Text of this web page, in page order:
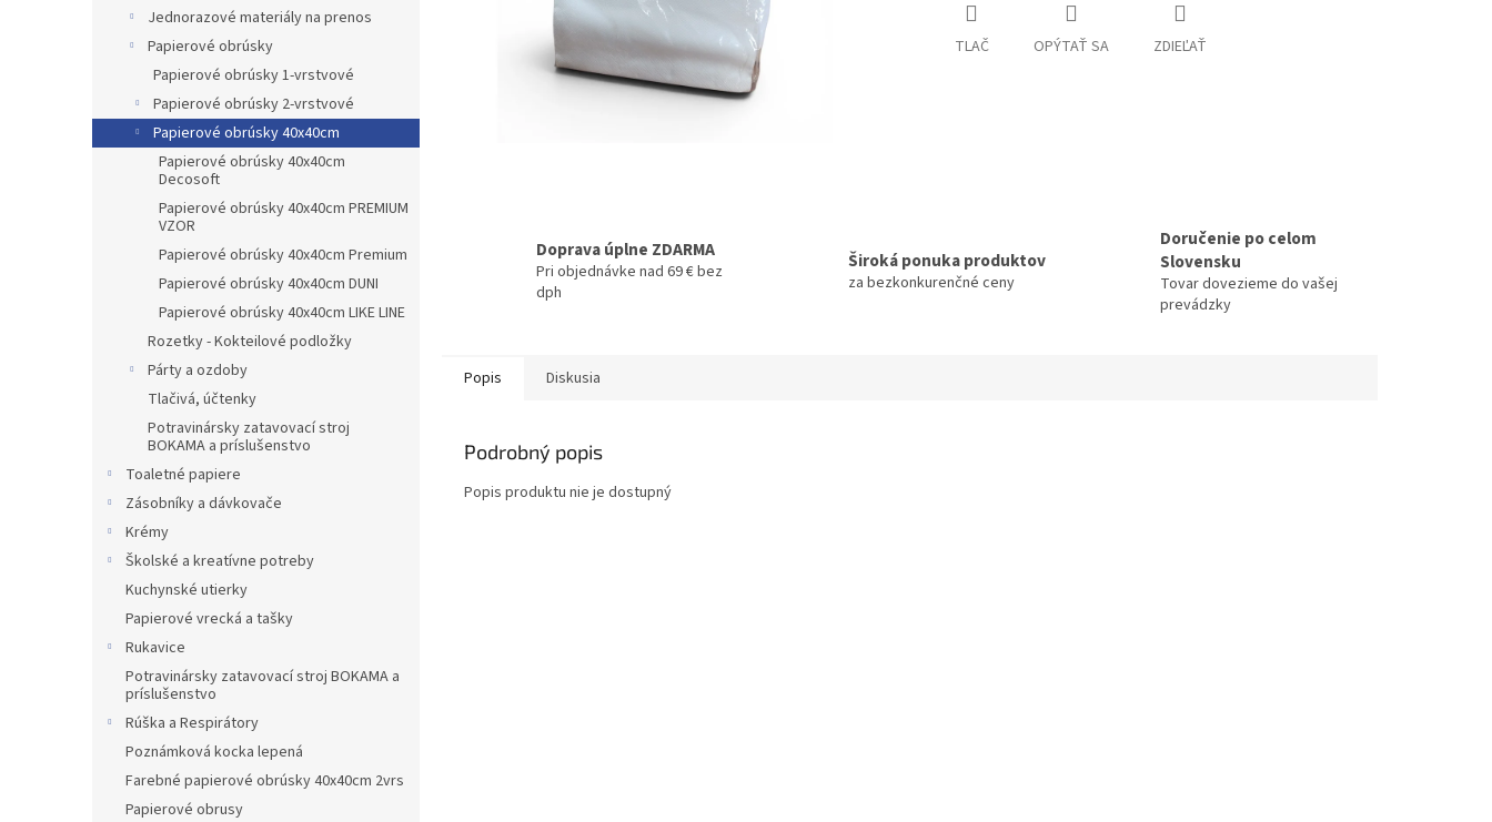
Jednorazové materiály na prenos
Papierové obrúsky
Papierové obrúsky 1-vrstvové
Papierové obrúsky 2-vrstvové
Papierové obrúsky 40x40cm
Papierové obrúsky 40x40cm
Decosoft
Papierové obrúsky 40x40cm PREMIUM
VZOR
Papierové obrúsky 40x40cm Premium
Papierové obrúsky 40x40cm DUNI
Papierové obrúsky 40x40cm LIKE LINE
Rozetky - Kokteilové podložky
Párty a ozdoby
Tlačivá, účtenky
Potravinársky zatavovací stroj
BOKAMA a príslušenstvo
Toaletné papiere
Zásobníky a dávkovače
Krémy
Školské a kreatívne potreby
Kuchynské utierky
Papierové vrecká a tašky
Rukavice
Potravinársky zatavovací stroj BOKAMA a
príslušenstvo
Rúška a Respirátory
Poznámková kocka lepená
Farebné papierové obrúsky 40x40cm 2vrs
Papierové obrusy
TLAČ OPÝTAŤ SA ZDIEĽAŤ
Doprava úplne ZDARMA
Pri objednávke nad 69 € bez
dph
Široká ponuka produktov
za bezkonkurenčné ceny
Doručenie po celom
Slovensku
Tovar dovezieme do vašej
prevádzky
Popis Diskusia
Podrobný popis
Popis produktu nie je dostupný